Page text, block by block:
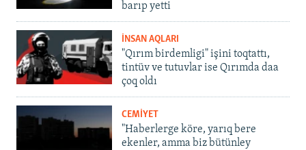
barıp yetti
İNSAN AQLARI
"Qırım birdemligi" işini toqtattı,
tintüv ve tutuvlar ise Qırımda daa
çoq oldı
CEMİYET
"Haberlerge köre, yarıq bere
ekenler, amma biz bütünley